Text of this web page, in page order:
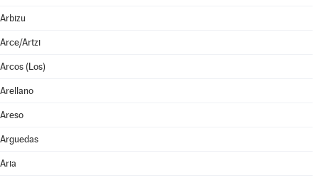
Arbizu
Arce/Artzi
Arcos (Los)
Arellano
Areso
Arguedas
Aria